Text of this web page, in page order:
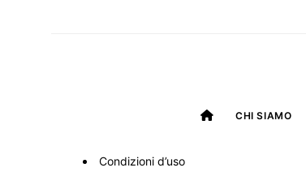
CHI SIAMO
Condizioni d’uso